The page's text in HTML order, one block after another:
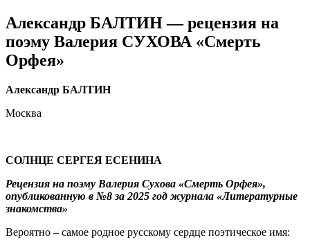
Александр БАЛТИН — рецензия на
поэму Валерия СУХОВА «Смерть
Орфея»
Александр БАЛТИН
Москва
СОЛНЦЕ СЕРГЕЯ ЕСЕНИНА
Рецензия на поэму Валерия Сухова «Смерть Орфея»,
опубликованную в №8 за 2025 год журнала «Литературные
знакомства»
Вероятно – самое родное русскому сердце поэтическое имя: